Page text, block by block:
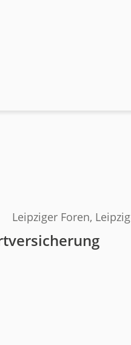
Leipziger Foren, Leipzig